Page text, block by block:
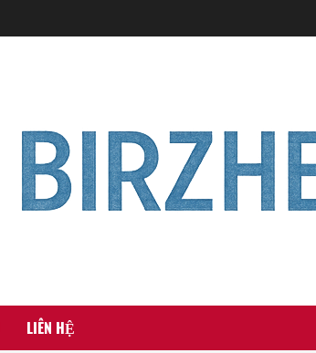
LIÊN HỆ